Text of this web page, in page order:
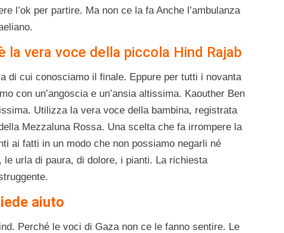
l’ok per partire. Ma non ce la fa Anche l’ambulanza
la vera voce della piccola Hind Rajab
di cui conosciamo il finale. Eppure per tutti i novanta
con un’angoscia e un’ansia altissima. Kaouther Ben
Utilizza la vera voce della bambina, registrata
Mezzaluna Rossa. Una scelta che fa irrompere la
ai fatti in un modo che non possiamo negarli né
urla di paura, di dolore, i pianti. La richiesta
aiuto
Perché le voci di Gaza non ce le fanno sentire. Le